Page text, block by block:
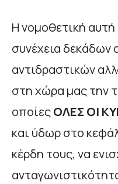
Η νομοθετική
συνέχεια δεκάδων
αντιδραστικών
στη χώρα μας την
οποίεςΟΛΕΣ ΟΙ
και ύδωρ στο
κέρδη τους, να